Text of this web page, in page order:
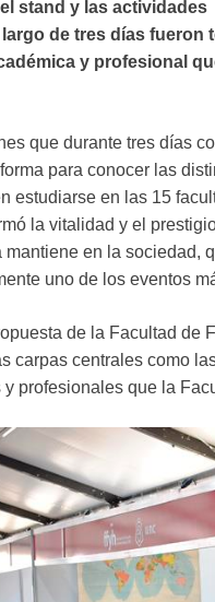
stand y las actividades
de tres días fueron
y profesional
que durante tres días
para conocer las
estudiarse en las 15
la vitalidad y el
en la sociedad,
uno de los eventos
de la Facultad de
carpas centrales como
profesionales que la